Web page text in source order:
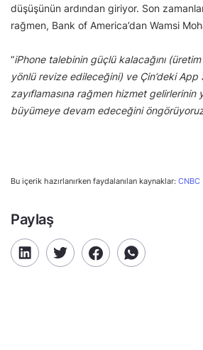
düşüşünün ardından giriyor. Son
rağmen, Bank of America’dan Wamsi
“iPhone talebinin güçlü kalacağını (üretim
yönlü revize edileceğini) ve Çin’deki App
zayıflamasına rağmen hizmet gelirlerinin
büyümeye devam edeceğini
Bu içerik hazırlanırken faydalanılan kaynaklar: CNBC
Paylaş